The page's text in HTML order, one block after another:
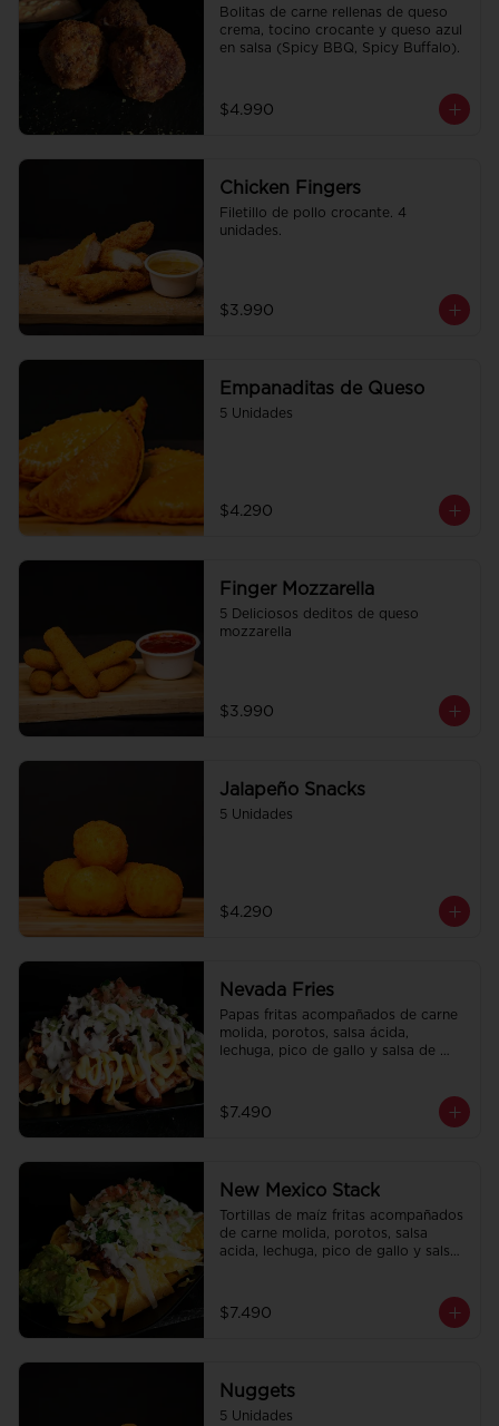
Bolitas de carne rellenas de queso
crema, tocino crocante y queso azul
en salsa (Spicy BBQ, Spicy Buffalo).
$4.990
Chicken Fingers
Filetillo de pollo crocante. 4
unidades.
$3.990
Empanaditas de Queso
5 Unidades
$4.290
Finger Mozzarella
5 Deliciosos deditos de queso
mozzarella
$3.990
Jalapeño Snacks
5 Unidades
$4.290
Nevada Fries
Papas fritas acompañados de carne
molida, porotos, salsa ácida,
lechuga, pico de gallo y salsa de
$7.490
New Mexico Stack
Tortillas de maíz fritas acompañados
de carne molida, porotos, salsa
acida, lechuga, pico de gallo y salsa
$7.490
Nuggets
5 Unidades